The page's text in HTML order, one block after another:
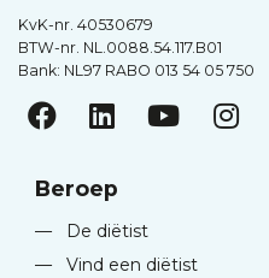
KvK-nr. 40530679
BTW-nr. NL.0088.54.117.B01
Bank: NL97 RABO 013 54 05 750
Beroep
—
De diëtist
—
Vind een diëtist